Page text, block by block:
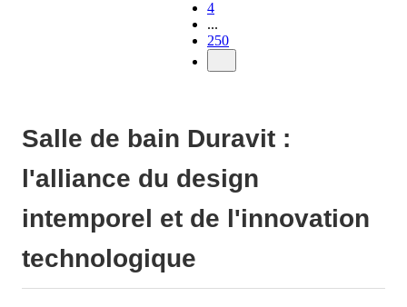
4
...
250
Salle de bain Duravit :
l'alliance du design
intemporel et de l'innovation
technologique